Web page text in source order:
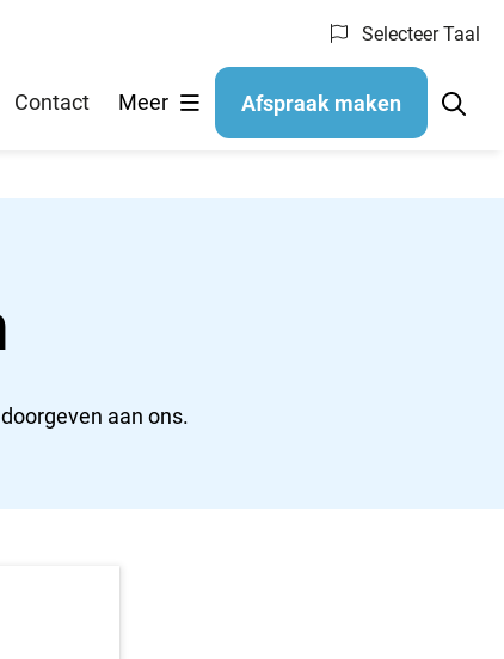
Selecteer Taal
Contact Meer Afspraak maken
aan ons.